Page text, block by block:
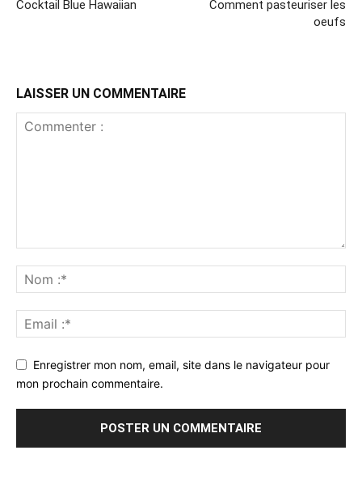
Cocktail Blue Hawaiian
Comment pasteuriser les
oeufs
LAISSER UN COMMENTAIRE
Enregistrer mon nom, email, site dans le navigateur pour
mon prochain commentaire.